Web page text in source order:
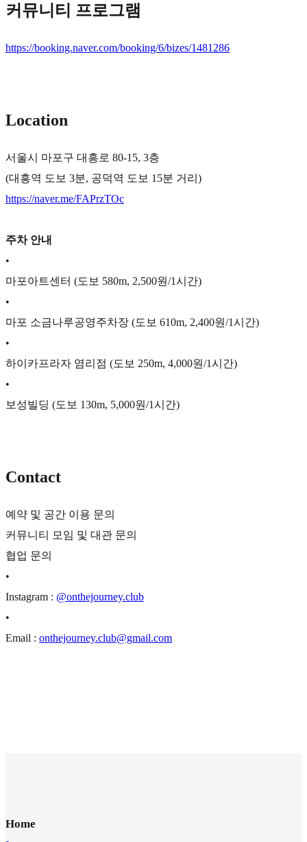
커뮤니티 프로그램
https://booking.naver.com/booking/6/bizes/1481286
Location
서울시 마포구 대흥로 80-15, 3층
(대흥역 도보 3분, 공덕역 도보 15분 거리)
https://naver.me/FAPrzTOc
주차 안내
•
마포아트센터 (도보 580m, 2,500원/1시간)
•
마포 소금나루공영주차장 (도보 610m, 2,400원/1시간)
•
하이카프라자 염리점 (도보 250m, 4,000원/1시간)
•
보성빌딩 (도보 130m, 5,000원/1시간)
Contact
예약 및 공간 이용 문의
커뮤니티 모임 및 대관 문의
협업 문의
•
Instagram : @onthejourney.club
•
Email : onthejourney.club@gmail.com
Home